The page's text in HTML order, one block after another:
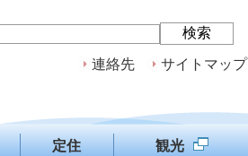
連絡先 サイトマップ
定住 観光